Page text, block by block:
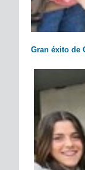
Gran éxito de